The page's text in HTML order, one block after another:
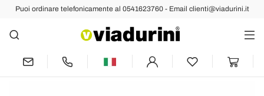
Puoi ordinare telefonicamente al 0541623760 - Email clienti@viadurini.it
Indietro Prec Succ
Scrivania per ufficio design moderno
Sonar, prodotto artigianale